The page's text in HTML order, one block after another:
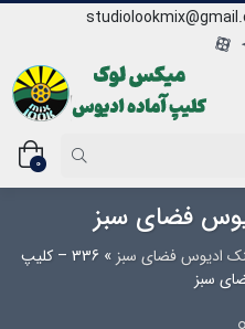
0
ادیوس فضای سبز »
336 – کلیپ
سبز